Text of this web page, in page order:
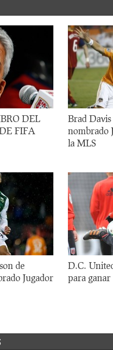
DEL
FIFA
Brad
nombrado
la MLS
de
Jugador
D.C.
para